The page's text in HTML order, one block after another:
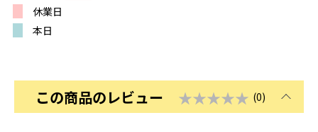
休業日
本日
この商品のレビュー ★★★★★ (0)